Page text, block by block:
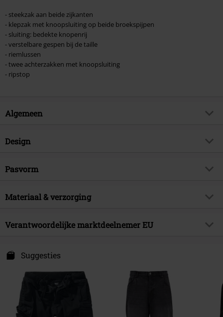
- steekzak aan beide zijkanten
- klepzak met knoopsluiting op beide broekspijpen
- sluiting: bedekte knopenrij
- verstelbare gespen bij de taille
- riemlussen
- twee achterzakken met knoopsluiting
- ripstop
Algemeen
Artikelnr.
Brand
Releasedatum
Design
Producttype
Kleur
Pasvorm
Lengte (van de kleding)
Materiaal & verzorging
Buitenmateriaal
100% katoen
Verantwoordelijke marktdeelnemer EU
Spichernstraße 6A
50672 Köln
Germany
info@brandit-wear.com
Suggesties